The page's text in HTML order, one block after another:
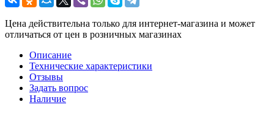
Цена действительна только для интернет-магазина и может
отличаться от цен в розничных магазинах
Описание
Технические характеристики
Отзывы
Задать вопрос
Наличие